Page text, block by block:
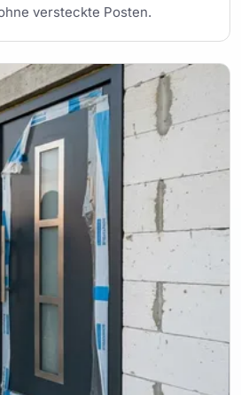
versteckte Posten.